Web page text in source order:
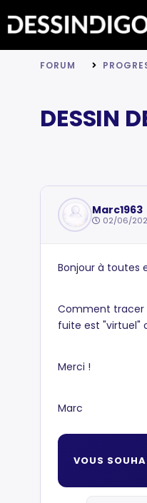
FORUM
DESSIN
Marc1963
02/06/
Bonjour à toutes
Comment tracer
fuite est "virtuel"
Merci !
Marc
VOUS